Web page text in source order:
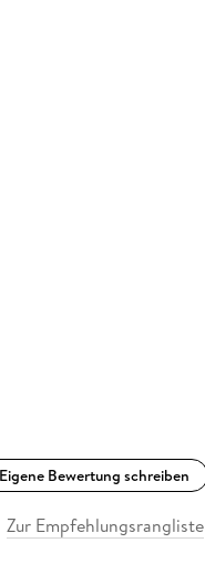
Eigene Bewertung schreiben
Zur Empfehlungsrangliste